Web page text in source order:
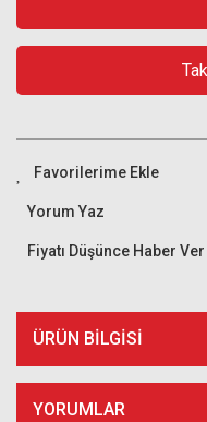
Yorum Yaz
Fiyatı Düşünce Haber Ver
ÜRÜN BILGISI
YORUMLAR